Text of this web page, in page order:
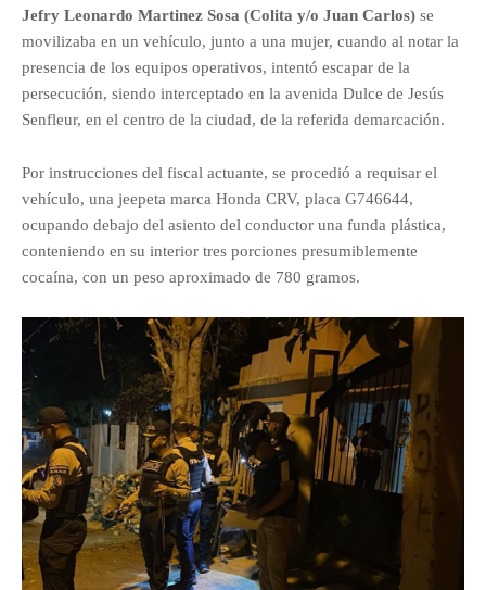
Jefry Leonardo Martinez Sosa (Colita y/o Juan Carlos) se
movilizaba en un vehículo, junto a una mujer, cuando al notar la
presencia de los equipos operativos, intentó escapar de la
persecución, siendo interceptado en la avenida Dulce de Jesús
Senfleur, en el centro de la ciudad, de la referida demarcación.
Por instrucciones del fiscal actuante, se procedió a requisar el
vehículo, una jeepeta marca Honda CRV, placa G746644,
ocupando debajo del asiento del conductor una funda plástica,
conteniendo en su interior tres porciones presumiblemente
cocaína, con un peso aproximado de 780 gramos.